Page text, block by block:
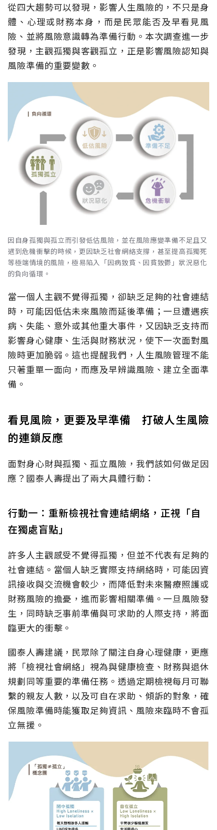
從四大趨勢可以發現，影響人生風險的，不只是身
體、心理或財務本身，而是民眾能否及早看見風
險、並將風險意識轉為準備行動。本次調查進一步
發現，主觀孤獨與客觀孤立，正是影響風險認知與
風險準備的重要變數。
因自身孤獨與孤立而引發低估風險，並在風險應變準備不足且又
遇到危機衝擊的時候，更因缺乏社會網絡支撐，甚至提高孤獨死
等極端情境的風險，極易陷入「因病致貧、因貧致鬱」狀況惡化
的負向循環。
當一個人主觀不覺得孤獨，卻缺乏足夠的社會連結
時，可能因低估未來風險而延後準備；一旦遭遇疾
病、失能、意外或其他重大事件，又因缺乏支持而
影響身心健康、生活與財務狀況，使下一次面對風
險時更加脆弱。這也提醒我們，人生風險管理不能
只著重單一面向，而應及早辨識風險、建立全面準
備。
看見風險，更要及早準備 打破人生風險
的連鎖反應
面對身心財與孤獨、孤立風險，我們該如何做足因
應？國泰人壽提出了兩大具體行動：
行動一：重新檢視社會連結網絡，正視「自
在獨處盲點」
許多人主觀感受不覺得孤獨，但並不代表有足夠的
社會連結。當個人缺乏實際支持網絡時，可能因資
訊接收與交流機會較少，而降低對未來醫療照護或
財務風險的擔憂，進而影響相關準備。一旦風險發
生，同時缺乏事前準備與可求助的人際支持，將面
臨更大的衝擊。
國泰人壽建議，民眾除了關注自身心理健康，更應
將「檢視社會網絡」視為與健康檢查、財務與退休
規劃同等重要的準備任務。透過定期檢視每月可聯
繫的親友人數，以及可自在求助、傾訴的對象，確
保風險準備時能獲取足夠資訊、風險來臨時不會孤
立無援。